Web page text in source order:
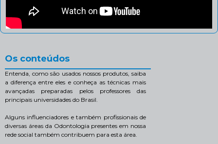
Os conteúdos
Entenda, como são usados nossos produtos, saiba
a diferença entre eles e conheça as técnicas mais
avançadas preparadas pelos professores das
principais universidades do Brasil.
Alguns influenciadores e também profissionais de
diversas áreas da Odontologia presentes em nossa
rede social também contribuem para esta área.